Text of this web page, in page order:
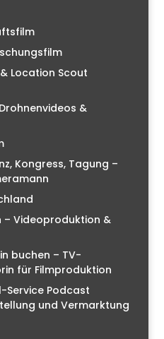
Location Scout
&
Kongress, Tagung –
– Videoproduktion &
buchen – TV-
für Filmproduktion
Service Podcast
und Vermarktung